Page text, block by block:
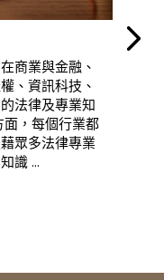
商業與金融、
、資訊科技、
法律及專業知
，每個行業都
眾多法律專業
識 ...